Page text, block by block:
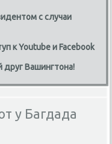
с случаи
к Youtube и Facebook
Вашингтона!
у Багдада